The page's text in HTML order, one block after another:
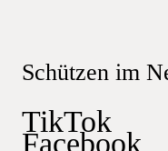
Schützen im
TikTok
Facebook